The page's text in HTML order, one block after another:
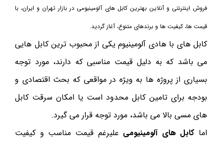
فروش اینترنتی و آنلاین بهترین کابل های آلومینیومی در بازار تهران و ایران، با
قیمت ها، کیفیت ها و برندهای متنوع، آغاز گردید.
کابل های با هادی آلومینیوم یکی از محبوب ترین کابل هایی
می باشد که به دلیل قیمت مناسبی که دارند، مورد توجه
بسیاری از پروژه ها به ویژه در مواقعی که بحث اقتصادی و
بودجه برای تامین کابل محدود است یا امکان سرقت کابل
های مسی بالا می باشد، مورد توجه قرار می گیرد.
اما کابل های آلومینیومی علیرغم قیمت مناسب و کیفیت